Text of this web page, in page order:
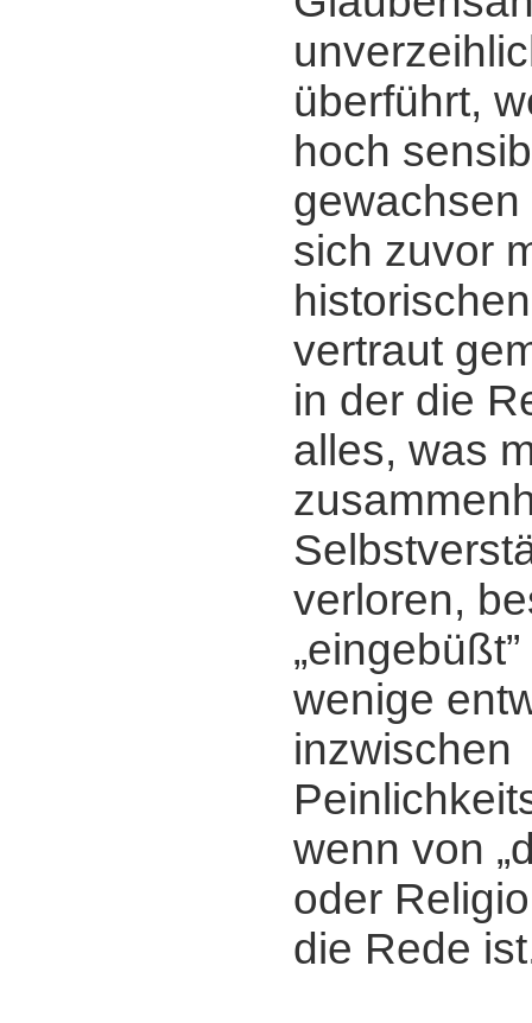
überführt,
hoch
sich zuvor
vertraut
in der die
alles, was
verloren,
wenige
inzwischen
wenn von
oder
die Rede